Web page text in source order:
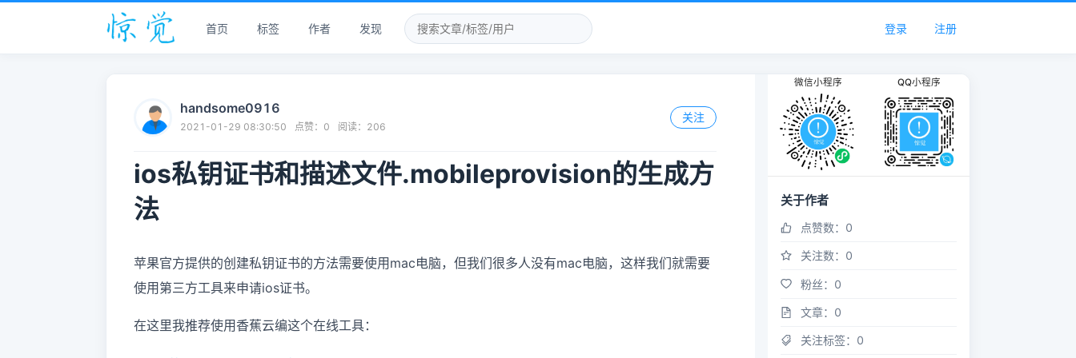
首页 标签 作者 发现 登录 注册
handsome0916
2021-01-29 08:30:50 点赞： 0 阅读： 206
关注
ios私钥证书和描述文件.mobileprovision的生成方
法
苹果官方提供的创建私钥证书的方法需要使用mac电脑，但我们很多人没有mac电脑，这样我们就需要
使用第三方工具来申请ios证书。
在这里我推荐使用香蕉云编这个在线工具：
微信小程序 QQ小程序
关于作者
点赞数： 0
关注数： 0
粉丝： 0
文章： 0
关注标签： 0